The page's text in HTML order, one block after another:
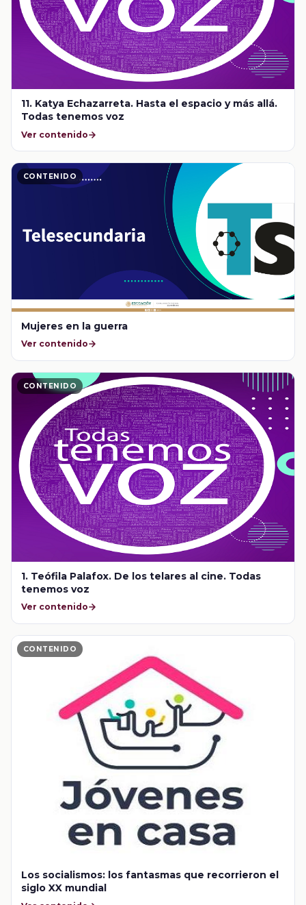
11. Katya Echazarreta. Hasta el espacio y más allá.
Todas tenemos voz
Ver contenido
CONTENIDO
Mujeres en la guerra
Ver contenido
CONTENIDO
1. Teófila Palafox. De los telares al cine. Todas
tenemos voz
Ver contenido
CONTENIDO
Los socialismos: los fantasmas que recorrieron el
siglo XX mundial